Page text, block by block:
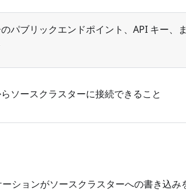
パブリックエンドポイント、API キー、
ソースクラスターに接続できること
ションがソースクラスターへの書き込